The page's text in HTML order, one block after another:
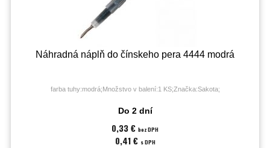
Náhradná náplň do čínskeho pera 4444 modrá
farba tuhy:modrá;Množstvo v balení:1 KS;Značka:Sakota;
Do 2 dní
0,33 € bez DPH
0,41 € s DPH